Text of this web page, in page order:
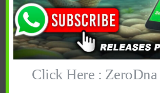
8,90€
Acquista
PREFERITI
Click Here :